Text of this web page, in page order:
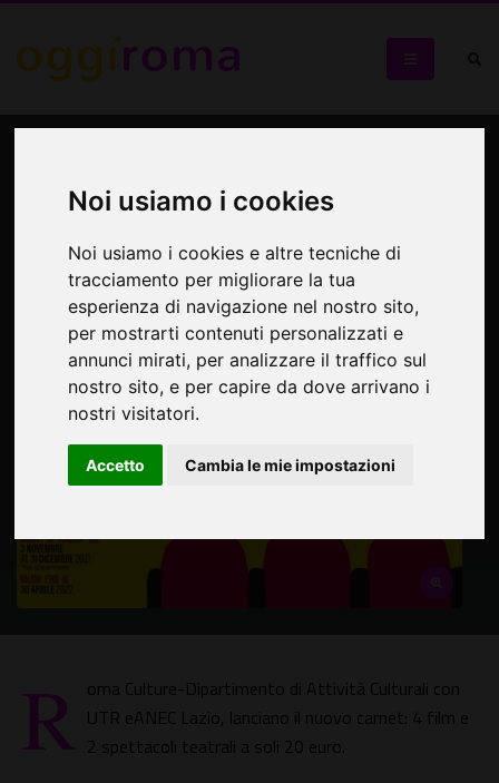
Noi usiamo i cookies
Noi usiamo i cookies e altre tecniche di
tracciamento per migliorare la tua
esperienza di navigazione nel nostro sito,
per mostrarti contenuti personalizzati e
annunci mirati, per analizzare il traffico sul
nostro sito, e per capire da dove arrivano i
nostri visitatori.
Accetto Cambia le mie impostazioni
Un carnet a 20euro per Teatro e Cinema. L'iniziativa
R oma Culture-Dipartimento di Attività Culturali con
UTR eANEC Lazio, lanciano il nuovo carnet: 4 film e
2 spettacoli teatrali a soli 20 euro.